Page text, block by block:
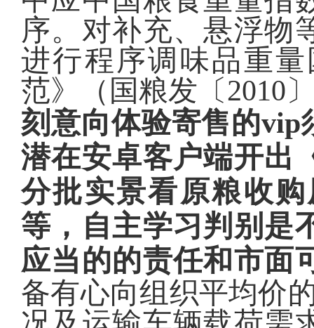
序。对补充、悬浮物
进行程序调味品重
范》（国粮发〔2010
刻意向体验寄售的vip
潜在安卓客户端开出
分批实景看原粮收
等，自主学习判别是
应当的的责任和市面
备有心向组织平均价